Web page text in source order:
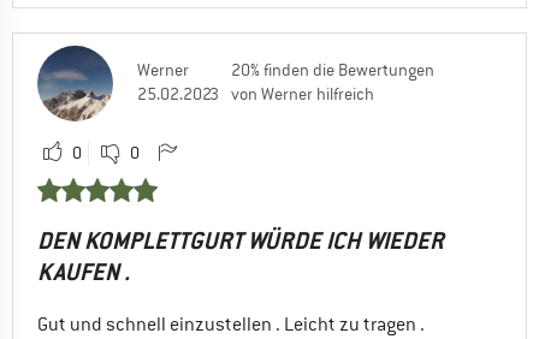
Werner
25.02.2023
20% finden die Bewertungen
von Werner hilfreich
0 0
DEN KOMPLETTGURT WÜRDE ICH WIEDER
KAUFEN .
Gut und schnell einzustellen . Leicht zu tragen .